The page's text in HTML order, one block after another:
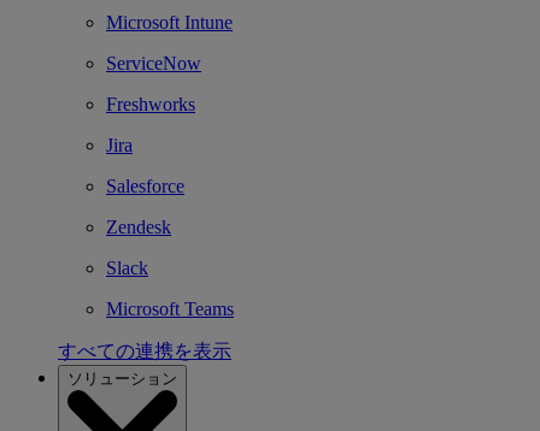
Microsoft Intune
ServiceNow
Freshworks
Jira
Salesforce
Zendesk
Slack
Microsoft Teams
すべての連携を表示
ソリューション